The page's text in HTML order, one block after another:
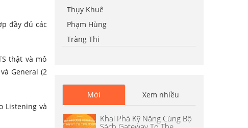
đầy đủ các
thật và mô
General (2
Listening và
Thụy Khuê
Phạm Hùng
Tràng Thi
Mới Xem nhiều
Khai Phá Kỹ Năng Cùng Bộ